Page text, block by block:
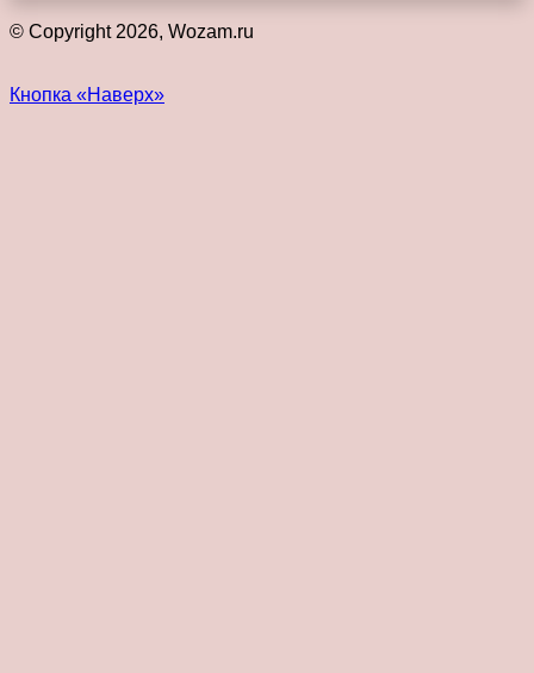
© Copyright 2026, Wozam.ru
Кнопка «Наверх»